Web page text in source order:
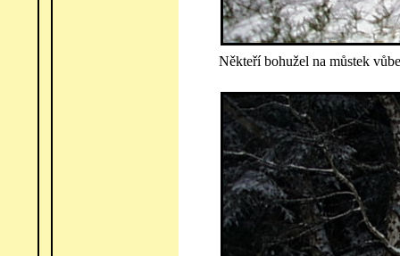
Někteří bohužel na můstek